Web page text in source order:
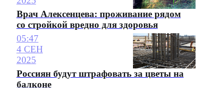
Врач Алексенцева: проживание рядом
со стройкой вредно для здоровья
05:47
4 СЕН
2025
Россиян будут штрафовать за цветы на
балконе